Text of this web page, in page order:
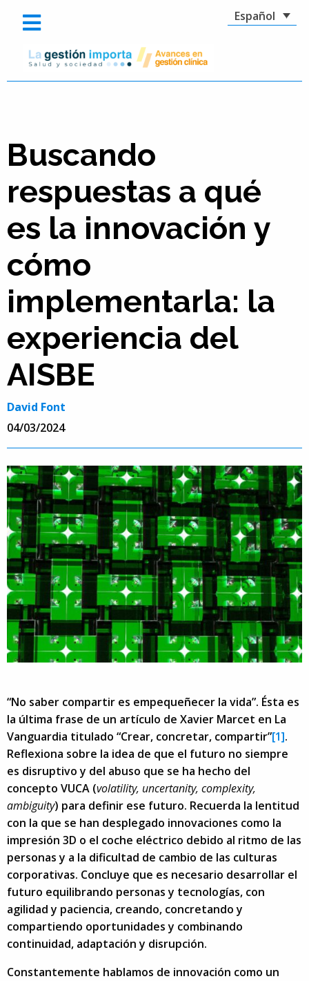
Español
Buscando
respuestas a qué
es la innovación y
cómo
implementarla: la
experiencia del
AISBE
David Font
04/03/2024
“No saber compartir es empequeñecer la vida”. Ésta es
la última frase de un artículo de Xavier Marcet en La
Vanguardia titulado “Crear, concretar, compartir”[1].
Reflexiona sobre la idea de que el futuro no siempre
es disruptivo y del abuso que se ha hecho del
concepto VUCA (volatility, uncertanity, complexity,
ambiguity) para definir ese futuro. Recuerda la lentitud
con la que se han desplegado innovaciones como la
impresión 3D o el coche eléctrico debido al ritmo de las
personas y a la dificultad de cambio de las culturas
corporativas. Concluye que es necesario desarrollar el
futuro equilibrando personas y tecnologías, con
agilidad y paciencia, creando, concretando y
compartiendo oportunidades y combinando
continuidad, adaptación y disrupción.
Constantemente hablamos de innovación como un